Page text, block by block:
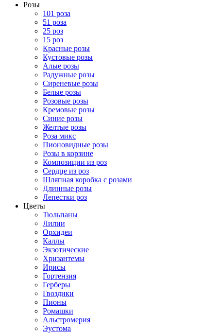
Розы
101 роза
51 роза
25 роз
15 роз
Красные розы
Кустовые розы
Алые розы
Радужные розы
Сиреневые розы
Белые розы
Розовые розы
Кремовые розы
Синие розы
Желтые розы
Роза микс
Пионовидные розы
Розы в корзине
Композиции из роз
Сердце из роз
Шляпная коробка с розами
Длинные розы
Лепестки роз
Цветы
Тюльпаны
Лилии
Орхидеи
Каллы
Экзотические
Хризантемы
Ирисы
Гортензия
Герберы
Гвоздики
Пионы
Ромашки
Альстромерия
Эустома